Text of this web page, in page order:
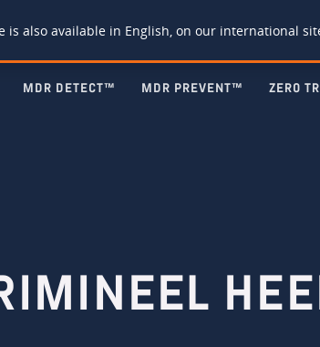
also available in English, on our international
MDR DETECT™ MDR PREVENT™ ZERO